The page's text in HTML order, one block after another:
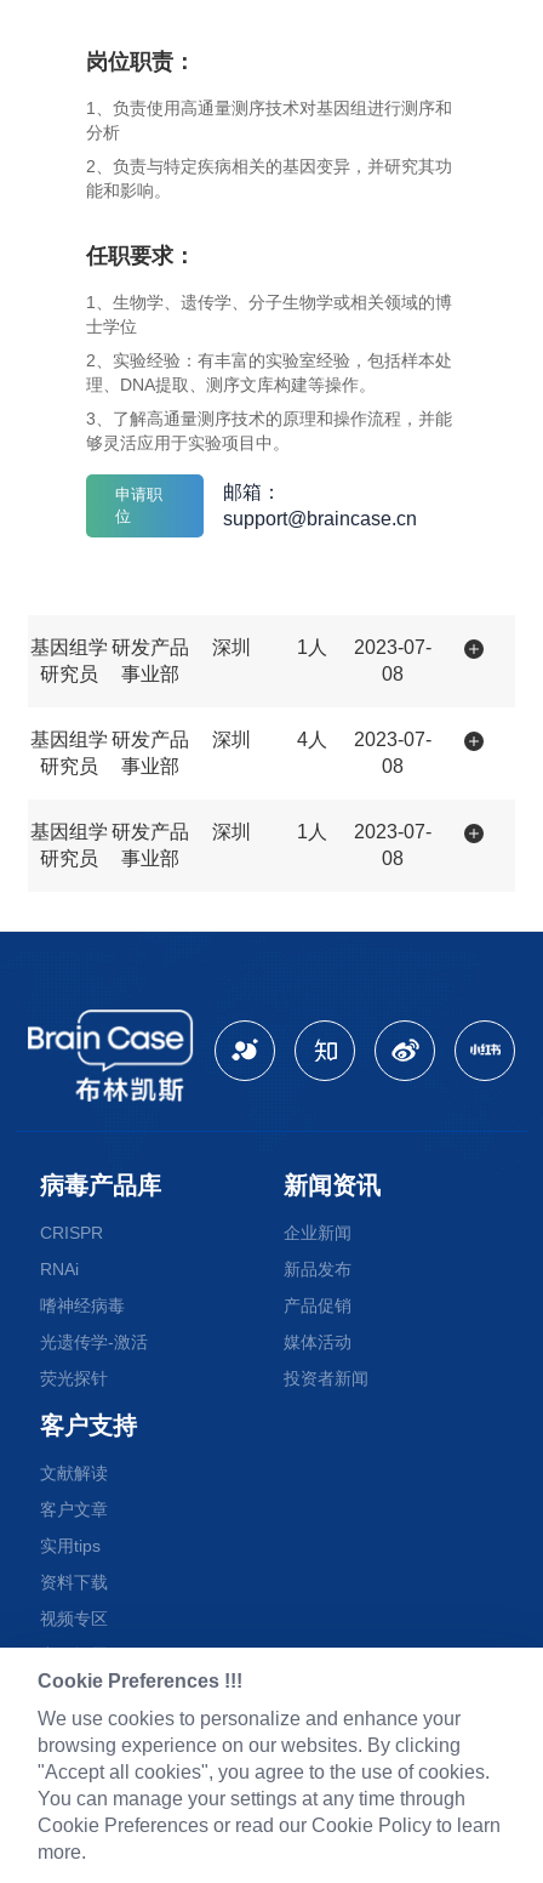
岗位职责：
1、负责使用高通量测序技术对基因组进行测序和
分析
2、负责与特定疾病相关的基因变异，并研究其功
能和影响。
任职要求：
1、生物学、遗传学、分子生物学或相关领域的博
士学位
2、实验经验：有丰富的实验室经验，包括样本处
理、DNA提取、测序文库构建等操作。
3、了解高通量测序技术的原理和操作流程，并能
够灵活应用于实验项目中。
申请职
位
邮箱：
support@braincase.cn
基因组学
研究员
研发产品
事业部
深圳 1人
2023-07-
08
基因组学
研究员
研发产品
事业部
深圳 4人
2023-07-
08
基因组学
研究员
研发产品
事业部
深圳 1人
2023-07-
08
病毒产品库
CRISPR
RNAi
嗜神经病毒
光遗传学-激活
荧光探针
新闻资讯
企业新闻
新品发布
产品促销
媒体活动
投资者新闻
客户支持
文献解读
客户文章
实用tips
资料下载
视频专区
微信公众号
Cookie Preferences !!!
We use cookies to personalize and enhance your
browsing experience on our websites. By clicking
"Accept all cookies", you agree to the use of cookies.
You can manage your settings at any time through
Cookie Preferences or read our Cookie Policy to learn
more.